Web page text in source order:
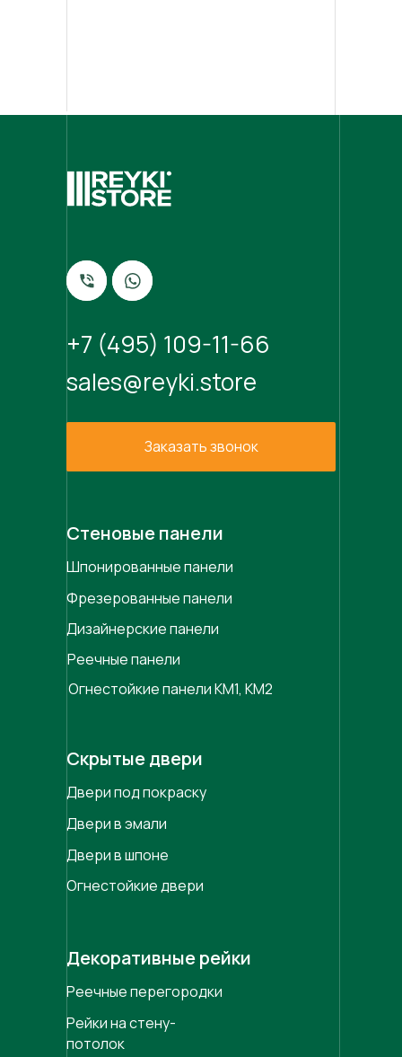
+7 (495) 109-11-66
Заказать звонок
sales@reyki.store
Скрытые двери
Двери в эмали
Двери под покраску
Двери в шпоне
Стеновые панели
Фрезерованные панели
Шпонированные панели
Дизайнерские панели
Декоративные рейки
Рейки на стену-
потолок
Реечные перегородки
Огнестойкие двери
Реечные панели
Огнестойкие панели КМ1, КМ2